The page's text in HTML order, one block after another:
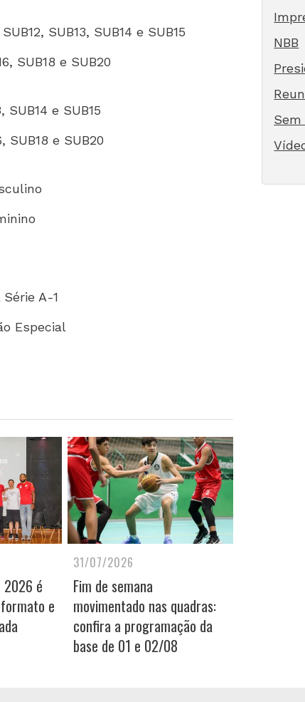
SUB13, SUB14 e SUB15
SUB18 e SUB20
e SUB15
SUB18 e SUB20
A-1
Especial
2026 é
e
31/07/2026
Fim de semana
movimentado nas quadras:
confira a programação da
base de 01 e 02/08
NBB